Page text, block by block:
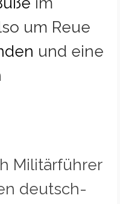
um Reue
und eine
Militärführer
deutsch-